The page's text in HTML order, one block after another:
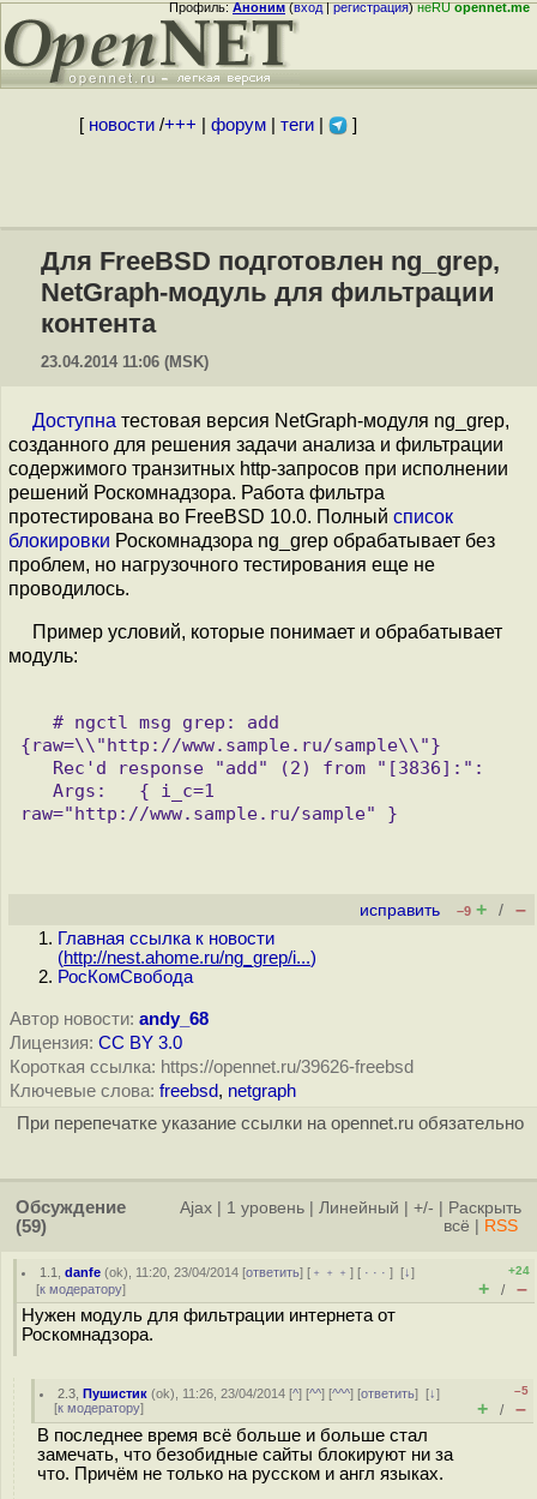
Профиль:Аноним(вход|регистрация)неRUopennet.me
[ новости/+++ форум| теги| ]
Для FreeBSD подготовлен ng_grep,
NetGraph-модуль для фильтрации
контента
23.04.2014 11:06 (MSK)
Доступна тестовая версия NetGraph-модуля ng_grep,
созданного для решения задачи анализа и фильтрации
содержимого транзитных http-запросов при исполнении
решений Роскомнадзора. Работа фильтра
протестирована во FreeBSD 10.0. Полный список
блокировки Роскомнадзора ng_grep обрабатывает без
проблем, но нагрузочного тестирования еще не
проводилось.
Пример условий, которые понимает и обрабатывает
модуль:
{raw=\\"http://www.sample.ru/sample\\"}
исправить –9 + / –
Главная ссылка к новости
(http://nest.ahome.ru/ng_grep/i...)
РосКомСвобода
Автор новости: andy_68
Лицензия: CC BY 3.0
Короткая ссылка: https://opennet.ru/39626-freebsd
Ключевые слова: freebsd, netgraph
При перепечатке указание ссылки на opennet.ru обязательно
Обсуждение
(59)
Ajax 1 уровень Линейный +/-
Раскрыть
всё
RSS
1.1 ,danfe (ok), 11:20, 23/04/2014 [ответить] [ ﹢﹢﹢] [ · · ·][↓]
[к модератору]
+24
+ / –
Нужен модуль для фильтрации интернета от
Роскомнадзора.
2.3 ,Пушистик (ok), 11:26, 23/04/2014 [^] [^^] [^^^] [ответить][↓]
[к модератору]
–5
+ / –
В последнее время всё больше и больше стал
замечать, что безобидные сайты блокируют ни за
что. Причём не только на русском и англ языках.